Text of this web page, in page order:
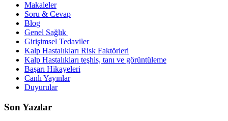
Makaleler
Soru & Cevap
Blog
Genel Sağlık
Girişimsel Tedaviler
Kalp Hastalıkları Risk Faktörleri
Kalp Hastalıkları teşhis, tanı ve görüntüleme
Başarı Hikayeleri
Canlı Yayınlar
Duyurular
Son Yazılar